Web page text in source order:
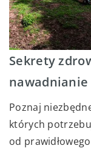
Sekrety
nawadnianie
Poznaj
których
od